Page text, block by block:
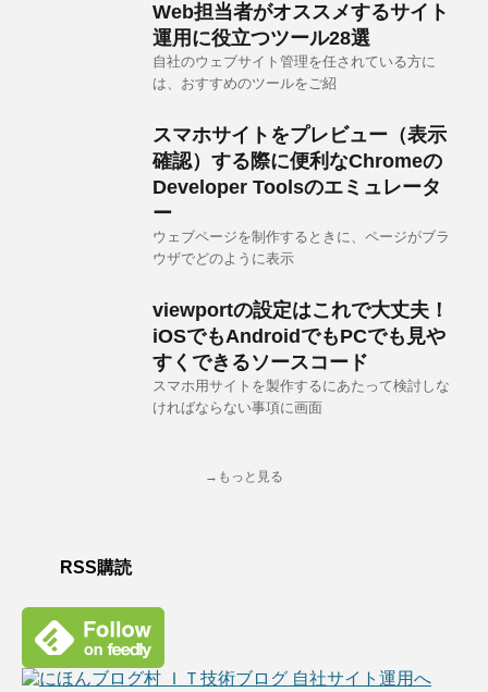
Web担当者がオススメするサイト
運用に役立つツール28選
自社のウェブサイト管理を任されている方に
は、おすすめのツールをご紹
スマホサイトをプレビュー（表示
確認）する際に便利なChromeの
Developer Toolsのエミュレータ
ー
ウェブページを制作するときに、ページがブラ
ウザでどのように表示
viewportの設定はこれで大丈夫！
iOSでもAndroidでもPCでも見や
すくできるソースコード
スマホ用サイトを製作するにあたって検討しな
ければならない事項に画面
→もっと見る
RSS購読